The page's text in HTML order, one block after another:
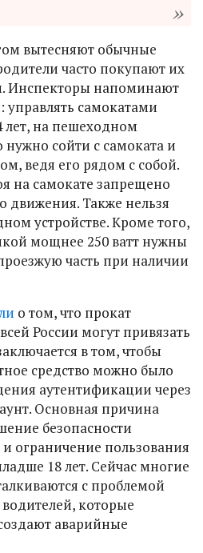
вытесняют обычные
часто покупают их
Инспекторы напоминают
управлять самокатами
лет, на пешеходном
нужно сойти с самоката и
ведя его рядом с собой.
на самокате запрещено
движения. Также нельзя
устройстве. Кроме того,
мощнее 250 ватт нужны
часть при наличии
о том, что прокат
России могут привязать
в том, чтобы
средство можно было
аутентификации через
Основная причина
безопасности
ограничение пользования
18 лет. Сейчас многие
с проблемой
которые
аварийные